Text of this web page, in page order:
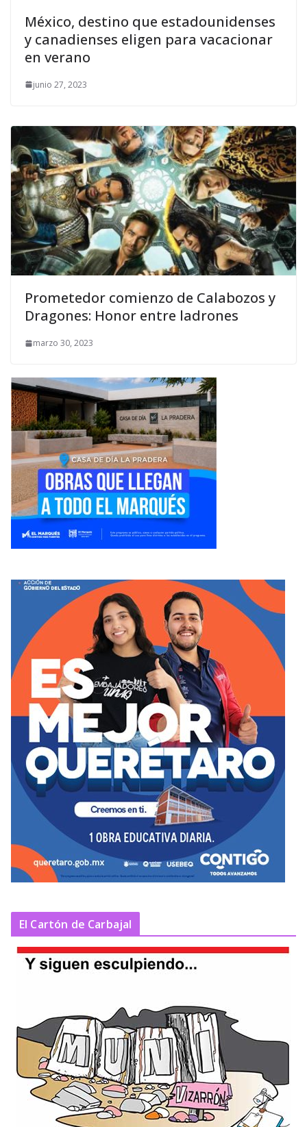
México, destino que estadounidenses
y canadienses eligen para vacacionar
en verano
junio 27, 2023
Prometedor comienzo de Calabozos y
Dragones: Honor entre ladrones
marzo 30, 2023
El Cartón de Carbajal